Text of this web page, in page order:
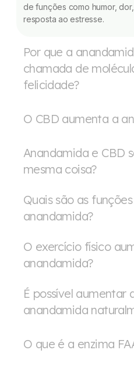
de funções como humor,
resposta ao estresse.
Por que a
chamada de
felicidade?
O CBD aumenta a
Anandamida e CBD
mesma coisa?
Quais são as
anandamida?
O exercício físico
anandamida?
É possível aumentar
anandamida
O que é a enzima